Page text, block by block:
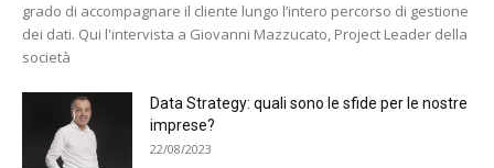
grado di accompagnare il cliente lungo l’intero percorso di gestione
dei dati. Qui l'intervista a Giovanni Mazzucato, Project Leader della
società
Data Strategy: quali sono le sfide per le nostre
imprese?
22/08/2023